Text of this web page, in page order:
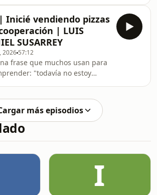
para hablar de:Qué es la
y cómo se relaciona con tu
estas preguntas, no estás solo,
las dudas más comunes que
por redes.En este
Financiero respondo tres
reales de la comunidad:Por qué
casa y rentar+invertir no son
comparables, y cómo
se
Inicié vendiendo pizzas
| LUIS
SUSARREY
2026 57:12
frase que muchos usan para
"todavía no estoy
más de lo que crees.En este
platico con Luis Daniel,
de Beretta, pizzería
en La Paz, BCS, con más de
como cerillito a los 9 años
su primer restaurante con
pesos y un
más episodios
I